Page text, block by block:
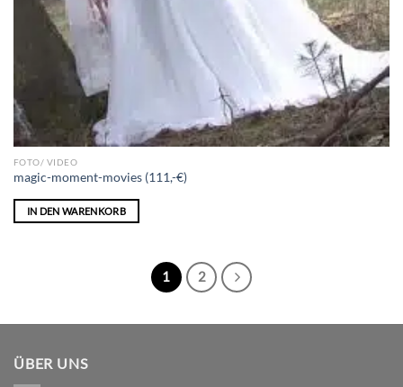
FOTO/ VIDEO
magic-moment-movies (111,-€)
IN DEN WARENKORB
1 2
ÜBER UNS